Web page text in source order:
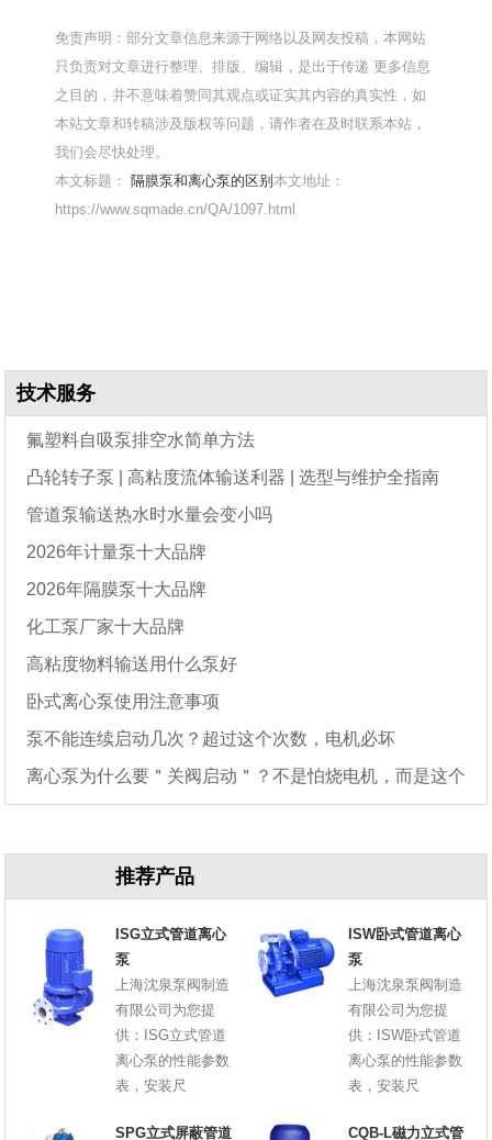
免责声明：部分文章信息来源于网络以及网友投稿，本网站
只负责对文章进行整理、排版、编辑，是出于传递 更多信息
之目的，并不意味着赞同其观点或证实其内容的真实性，如
本站文章和转稿涉及版权等问题，请作者在及时联系本站，
我们会尽快处理。
本文标题： 隔膜泵和离心泵的区别本文地址：
https://www.sqmade.cn/QA/1097.html
技术服务
氟塑料自吸泵排空水简单方法
凸轮转子泵 | 高粘度流体输送利器 | 选型与维护全指南
管道泵输送热水时水量会变小吗
2026年计量泵十大品牌
2026年隔膜泵十大品牌
化工泵厂家十大品牌
高粘度物料输送用什么泵好
卧式离心泵使用注意事项
泵不能连续启动几次？超过这个次数，电机必坏
离心泵为什么要＂关阀启动＂？不是怕烧电机，而是这个
推荐产品
ISG立式管道离心
泵
上海沈泉泵阀制造
有限公司为您提
供：ISG立式管道
离心泵的性能参数
表，安装尺
ISW卧式管道离心
泵
上海沈泉泵阀制造
有限公司为您提
供：ISW卧式管道
离心泵的性能参数
表，安装尺
SPG立式屏蔽管道
CQB-L磁力立式管